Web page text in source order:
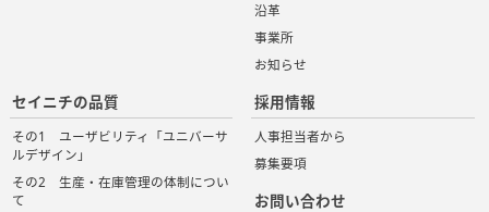
沿革
事業所
お知らせ
セイニチの品質
その1 ユーザビリティ「ユニバーサ
ルデザイン」
その2 生産・在庫管理の体制につい
て
採用情報
人事担当者から
募集要項
お問い合わせ